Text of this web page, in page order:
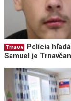
Trnava
Polícia
Samuel je Trnavčan